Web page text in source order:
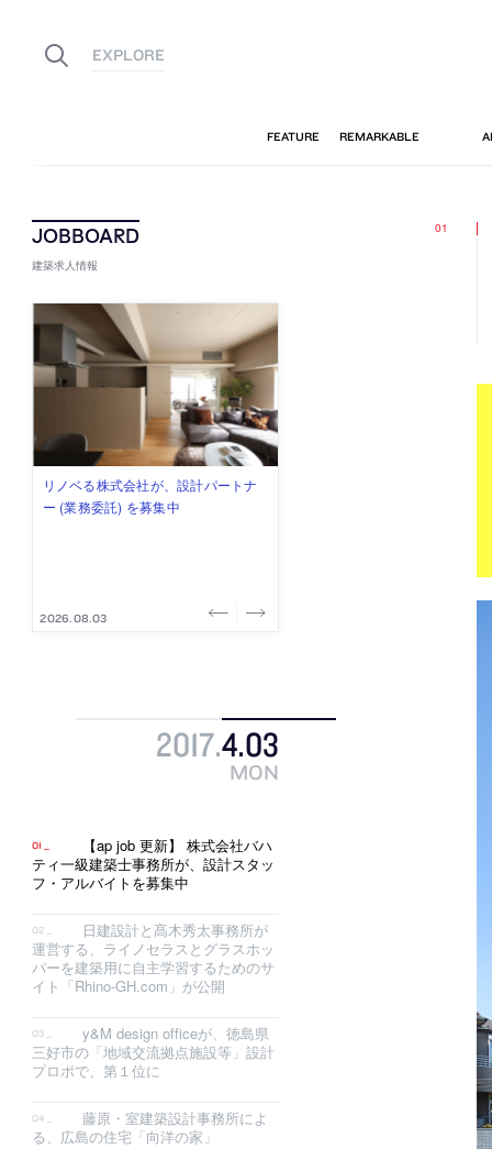
建築求人情報
佐々木慧が主宰する「axonometric株
式会社」が、設計スタッフ（経験
2026.08.07
古民家を軸に全国で“価値循環の仕組
み”を作り、リモートワーク主体の働
2026.08.03
リノベる株式会社が、設計パートナ
ー (業務委託) を募集中
2026.08.03
社会への影響力のある建築を手掛
け、スタッフ同士で助け合う環境づ
2026.07.31
代官山を拠点に活動する「梅澤竜也 /
ALA INC.」が、設計スタッフ・アル
2026.07.30
2017.4.03
MON
【ap job 更新】 株式会社バハ
ティ一級建築士事務所が、設計スタッ
フ・アルバイトを募集中
日建設計と髙木秀太事務所が
運営する、ライノセラスとグラスホッ
パーを建築用に自主学習するためのサ
イト「Rhino-GH.com」が公開
y&M design officeが、徳島県
三好市の「地域交流拠点施設等」設計
プロポで、第１位に
藤原・室建築設計事務所によ
る、広島の住宅「向洋の家」